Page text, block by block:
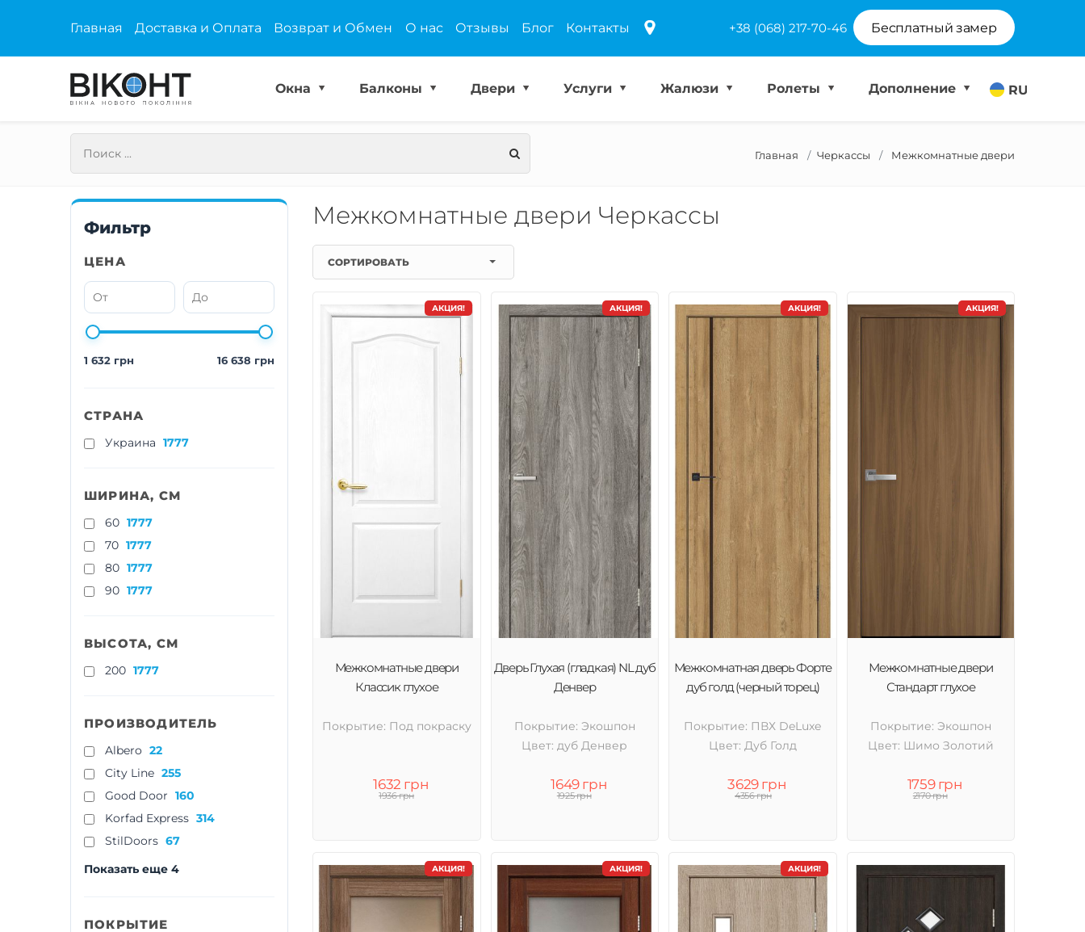
Главная Доставка и Оплата Возврат и Обмен О нас Отзывы Блог Контакты +38 (068) 217-70-46 Бесплатный замер
RU
Окна Балконы Двери Услуги Жалюзи Ролеты Дополнение
Главная Черкассы Межкомнатные двери
Фильтр
ЦЕНА
1 632 грн 16 638 грн
СТРАНА
Украина 1777
ШИРИНА, СМ
60 1777
70 1777
80 1777
90 1777
ВЫСОТА, СМ
200 1777
ПРОИЗВОДИТЕЛЬ
Albero 22
City Line 255
Good Door 160
Korfad Express 314
StilDoors 67
Показать еще 4
ПОКРЫТИЕ
Межкомнатные двери Черкассы
СОРТИРОВАТЬ
АКЦИЯ!
Межкомнатные двери
Классик глухое
Покрытие: Под покраску
1632 грн
1936 грн
АКЦИЯ!
Дверь Глухая (гладкая) NL дуб
Денвер
Покрытие: Экошпон
Цвет: дуб Денвер
1649 грн
1925 грн
АКЦИЯ!
Межкомнатная дверь Форте
дуб голд (черный торец)
Покрытие: ПВХ DeLuxe
Цвет: Дуб Голд
3629 грн
4356 грн
АКЦИЯ!
Межкомнатные двери
Стандарт глухое
Покрытие: Экошпон
Цвет: Шимо Золотий
1759 грн
2170 грн
АКЦИЯ! АКЦИЯ! АКЦИЯ!